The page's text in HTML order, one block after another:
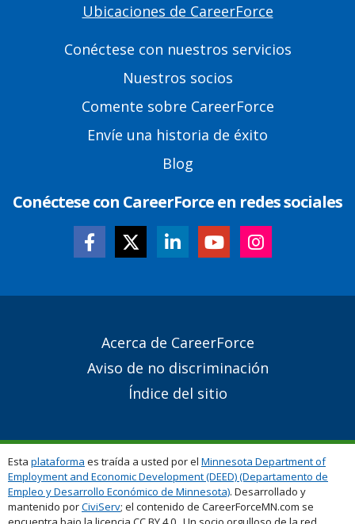
Ubicaciones de CareerForce
Conéctese con nuestros servicios
Nuestros socios
Comente sobre CareerForce
Envíe una historia de éxito
Blog
Conéctese con CareerForce en redes sociales
Acerca de CareerForce
Aviso de no discriminación
Índice del sitio
Esta plataforma es traída a usted por el Minnesota Department of
Employment and Economic Development (DEED) (Departamento de
Empleo y Desarrollo Económico de Minnesota). Desarrollado y
mantenido porCiviServ; el contenido de CareerForceMN.com se